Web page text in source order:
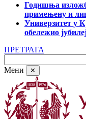
Годишња
примењену и
Универзитет у
обележио
ПРЕТРАГА
Мени ✕